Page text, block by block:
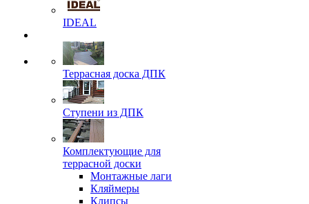
IDEAL
Террасная доска ДПК
Ступени из ДПК
Комплектующие для
террасной доски
Монтажные лаги
Кляймеры
Клипсы